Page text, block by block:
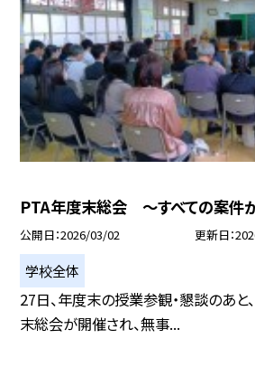
PTA年度末総会 ～すべての案件
公開日 2026/03/02 更新日
学校全体
27日、年度末の授業参観・懇談のあと
末総会が開催され、無事...